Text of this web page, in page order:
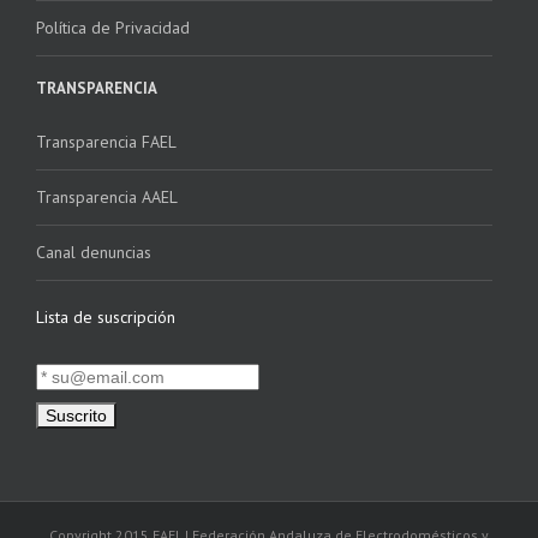
Política de Privacidad
TRANSPARENCIA
Transparencia FAEL
Transparencia AAEL
Canal denuncias
Lista de suscripción